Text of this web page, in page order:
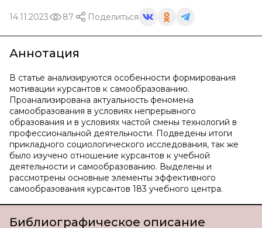
14.11.2023 87 Поделиться
Аннотация
В статье анализируются особенности формирования
мотивации курсантов к самообразованию.
Проанализирована актуальность феномена
самообразования в условиях непрерывного
образования и в условиях частой смены технологий в
профессиональной деятельности. Подведены итоги
прикладного социологического исследования, так же
было изучено отношение курсантов к учебной
деятельности и самообразованию. Выделены и
рассмотрены основные элементы эффективного
самообразования курсантов 183 учебного центра.
Библиографическое описание